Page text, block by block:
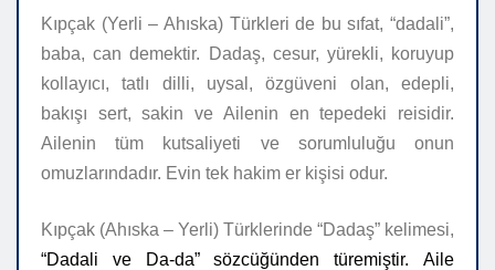
Kıpçak (Yerli – Ahıska) Türkleri de bu sıfat, “dadali”,
baba, can demektir. Dadaş, cesur, yürekli, koruyup
kollayıcı, tatlı dilli, uysal, özgüveni olan, edepli,
bakışı sert, sakin ve Ailenin en tepedeki reisidir.
Ailenin tüm kutsaliyeti ve sorumluluğu onun
omuzlarındadır. Evin tek hakim er kişisi odur.
Kıpçak (Ahıska – Yerli) Türklerinde “Dadaş” kelimesi,
“Dadali ve Da-da” sözcüğünden türemiştir.
Aile